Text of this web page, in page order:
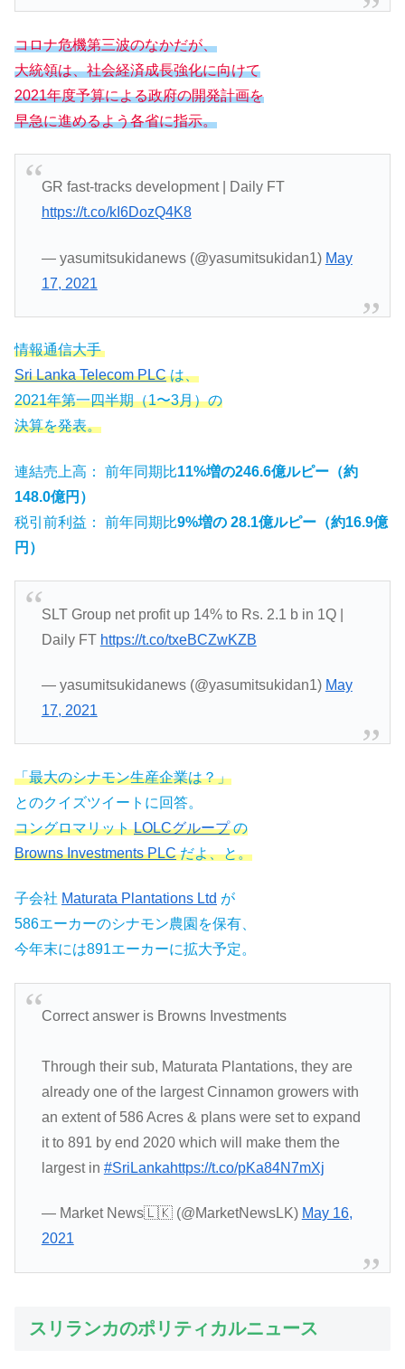
コロナ危機第三波のなかだが、
大統領は、社会経済成長強化に向けて
2021年度予算による政府の開発計画を
早急に進めるよう各省に指示。
GR fast-tracks development | Daily FT
https://t.co/kI6DozQ4K8
— yasumitsukidanews (@yasumitsukidan1) May
17, 2021
情報通信大手
Sri Lanka Telecom PLCは、
2021年第一四半期（1〜3月）の
決算を発表。
連結売上高： 前年同期比11%増の246.6億ルピー（約
148.0億円）
税引前利益： 前年同期比9%増の 28.1億ルピー（約16.9億
円）
SLT Group net profit up 14% to Rs. 2.1 b in 1Q |
Daily FT https://t.co/txeBCZwKZB
— yasumitsukidanews (@yasumitsukidan1) May
17, 2021
「最大のシナモン生産企業は？」
とのクイズツイートに回答。
コングロマリットLOLCグループの
Browns Investments PLCだよ、と。
子会社 Maturata Plantations Ltd が
586エーカーのシナモン農園を保有、
今年末には891エーカーに拡大予定。
Correct answer is Browns Investments
Through their sub, Maturata Plantations, they are
already one of the largest Cinnamon growers with
an extent of 586 Acres & plans were set to expand
it to 891 by end 2020 which will make them the
largest in #SriLankahttps://t.co/pKa84N7mXj
— Market News🇱🇰 (@MarketNewsLK) May 16,
2021
スリランカのポリティカルニュース